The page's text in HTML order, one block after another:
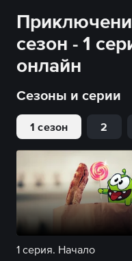
сезон - 1
онлайн
Сезоны и серии
1 сезон 2
1 серия. Начало